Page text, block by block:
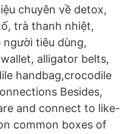
chuyên về detox,
trà thanh nhiệt,
người tiêu dùng,
alligator belts,
handbag,crocodile
Besides,
and connect to like-
common boxes of